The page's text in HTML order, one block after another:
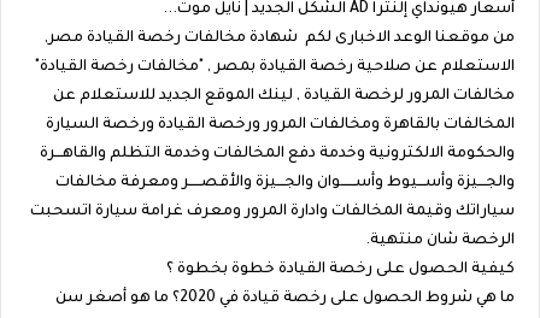
أسعار هيونداي إلنترا AD الشكل الجديد | نايل موت...
من موقعنا الوعد الاخبارى لكم شهادة مخالفات رخصة القيادة مصر,
الاستعلام عن صلاحية رخصة القيادة بمصر , "مخالفات رخصة القيادة"
مخالفات المرور لرخصة القيادة , لينك الموقع الجديد للاستعلام عن
المخالفات بالقاهرة ومخالفات المرور ورخصة القيادة ورخصة السيارة
والحكومة الالكترونية وخدمة دفع المخالفات وخدمة التظلم والقاهـــرة
والجـــيزة وأســـيوط وأســــــوان والجـــيزة والأقصـــــر ومعرفة مخالفات
سياراتك وقيمة المخالفات وادارة المرور ومعرف غرامة سيارة اتسحبت
الرخصة شان منتهية.
كيفية الحصول على رخصة القيادة خطوة بخطوة ؟
ما هي شروط الحصول على رخصة قيادة في 2020؟ ما هو أصغر سن